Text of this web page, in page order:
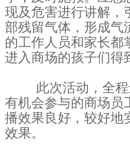
现及危害进行讲解
部残留气体，形成气
的工作人员和家长都
进入商场的孩子们得
此次活动，全程
有机会参与的商场员
播效果良好，较好地
效果。